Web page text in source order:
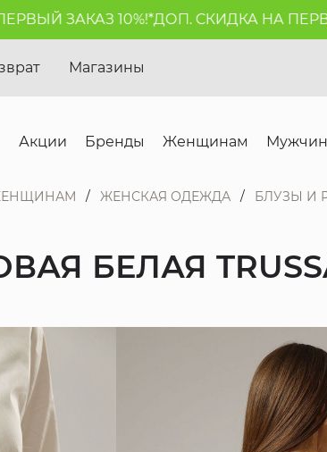
ЗАКАЗ 10%!*ДОП. СКИДКА НА ПЕРВЫЙ
Магазины
Акции Бренды Женщинам
ЖЕНСКАЯ ОДЕЖДА БЛУЗЫ И
БЕЛАЯ